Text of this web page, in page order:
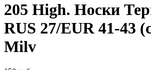
205 High. Носки
RUS 27/EUR 41-43
Milv